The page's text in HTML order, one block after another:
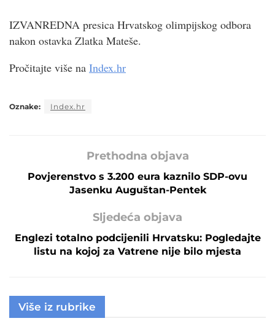
IZVANREDNA presica Hrvatskog olimpijskog odbora
nakon ostavka Zlatka Mateše.
Pročitajte više na Index.hr
Oznake: Index.hr
Prethodna objava
Povjerenstvo s 3.200 eura kaznilo SDP-ovu
Jasenku Auguštan-Pentek
Sljedeća objava
Englezi totalno podcijenili Hrvatsku: Pogledajte
listu na kojoj za Vatrene nije bilo mjesta
Više iz rubrike